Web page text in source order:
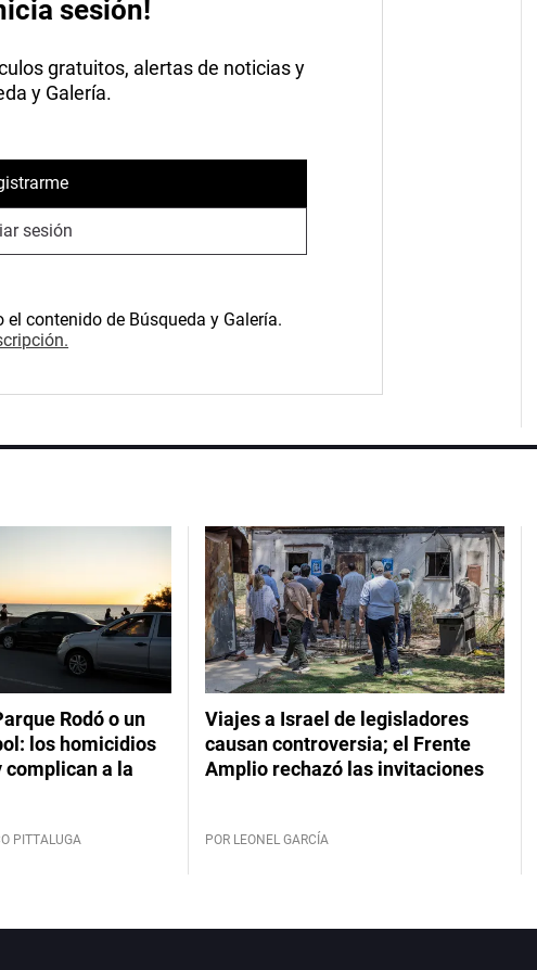
sesión!
gratuitos, alertas de noticias y
y Galería.
sesión
contenido de Búsqueda y Galería.
Rodó o un
los homicidios
complican a la
PITTALUGA
Viajes a Israel de legisladores
causan controversia; el Frente
Amplio rechazó las invitaciones
POR LEONEL GARCÍA